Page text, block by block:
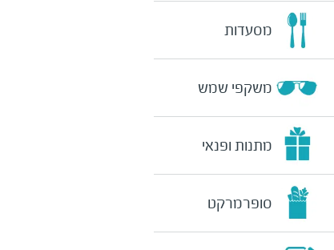
מסעדות
משקפי שמש
מתנות ופנאי
סופרמרקט